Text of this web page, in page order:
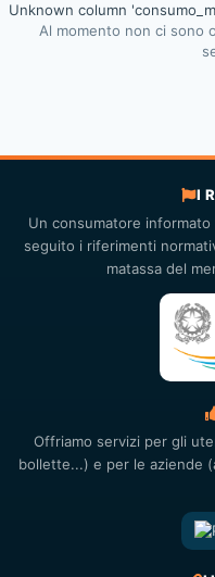
Unknown column
Al momento non ci sono
I
Un consumatore
seguito i riferimenti
matassa del
Offriamo servizi per gli
bollette...) e per le aziende